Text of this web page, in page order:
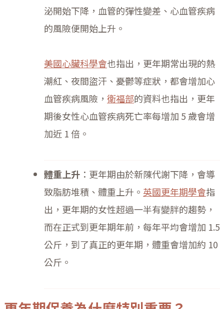
泌開始下降，血管的彈性變差、心血管疾病
的風險便開始上升。
美國心臟科學會也指出，更年期常出現的熱
潮紅、夜間盜汗、憂鬱等症狀，都會增加心
血管疾病風險， 衛福部的資料也指出，更年
期後女性心血管疾病死亡率每增加 5 歲會增
加近 1 倍。
體重上升 ：更年期由於新陳代謝下降，會導
致脂肪堆積、體重上升。 英國更年期學會指
出，更年期的女性超過一半有變胖的趨勢，
而在正式到更年期年前，每年平均會增加 1.5
公斤，到了真正的更年期，體重會增加約 10
公斤。